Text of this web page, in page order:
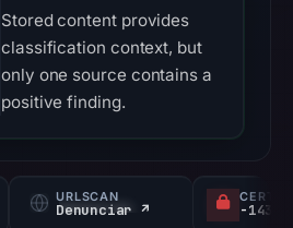
Stored content provides
classification context, but
only one source contains a
positive finding.
URLSCAN
Denunciar ↗